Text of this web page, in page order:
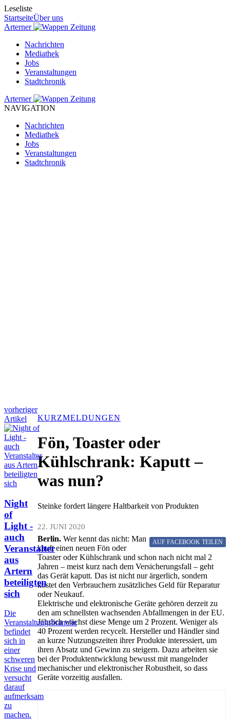
Leseliste
StartseiteÜber uns
Arterner
Zeitung
Nachrichten
Mediathek
Jobs
Veranstaltungen
Stadtchronik
Arterner
Zeitung
NAVIGATION
Nachrichten
Mediathek
Jobs
Veranstaltungen
Stadtchronik
vorheriger
Artikel
Night
of
Light -
auch
Veranstalter
aus
Artern
beteiligten
sich
Die
Veranstaltungsbranche
befindet
sich in
einer
schweren
Krise und
versucht
darauf
aufmerksam
zu
machen.
KURZMELDUNGEN
Fön, Toaster oder
Kühlschrank: Kaputt –
was nun?
Steinke fordert längere Haltbarkeit von Produkten
22. JUNI 2020
AUF FACEBOOK TEILEN
Berlin. Wer kennt das nicht: Man
kauft einen neuen Fön oder
Toaster oder Kühlschrank und schon nach nicht mal 2
Jahren – meist kurz nach dem Versicherungsfall – geht
das Gerät kaputt. Das ist nicht nur ärgerlich, sondern
kostet den Verbrauchern zusätzliches Geld für Reparatur
oder Neukauf.
Elektrische und elektronische Geräte gehören derzeit zu
den am schnellsten wachsenden Abfallmengen in der EU.
Jährlich wächst diese Menge um 2 Prozent. Weniger als
40 Prozent werden recycelt. Hersteller und Händler sind
an kurze Nutzungszeiten ihrer Produkte interessiert, um
ihren Absatz und Gewinn zu steigern. Dazu arbeiten sie
bei der Produktentwicklung bewusst mit mangelnder
mechanischer und elektronischer Robustheit, so dass
Geräte vorzeitig ausfallen.